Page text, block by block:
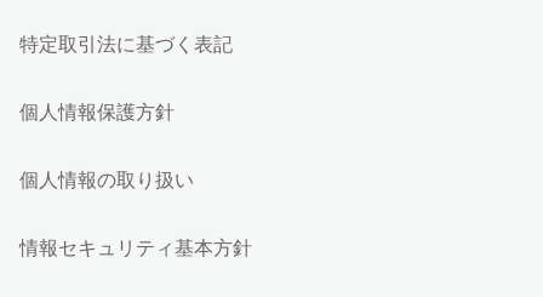
特定取引法に基づく表記
個人情報保護方針
個人情報の取り扱い
情報セキュリティ基本方針